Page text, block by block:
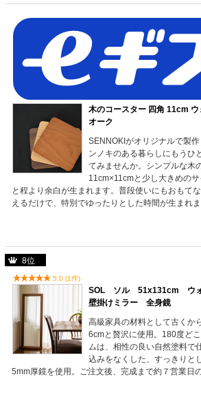
木のコースター 四角 11cm
オーク
SENNOKIがオリジナルで製
ンノキのある暮らしにもうひ
てみませんか。シンプルな木
11cm×11cmと少し大きめの
と程より余白が生まれます。普段使いにもおもて
えるだけで、特別でゆったりとした時間が生まれま
8位
5.0 (1件)
SOL ソル 51x131cm ウ
壁掛けミラー 全身鏡
高級家具の材料として古くか
6cmと贅沢に使用。180度ど
ムは、相性の良い自然塗料で
込みをなくした、すっきりと
5mm厚鏡を使用。ご注文後、完成まで約７営業日